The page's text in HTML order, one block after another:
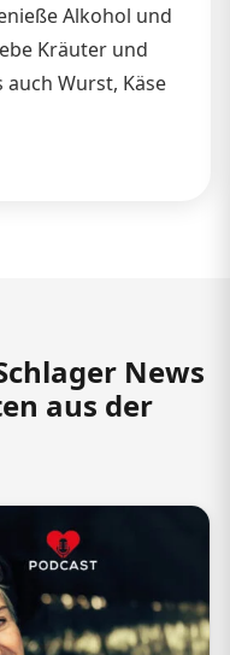
Alkohol und
Kräuter und
auch Wurst, Käse
News
aus der